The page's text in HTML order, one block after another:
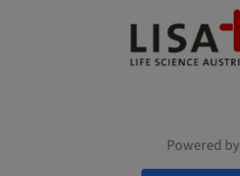
Powered by